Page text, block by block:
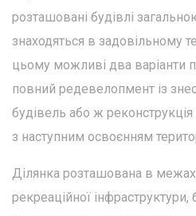
розташовані будівлі
знаходяться в задовільному
цьому можливі два варіанти
повний редевелопмент із
будівель або ж
з наступним освоєнням
Ділянка розташована в
рекреаційної